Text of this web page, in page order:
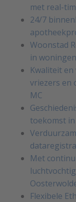
met real-
24/7
Woonstad
in
Kwaliteit
vriezers en
MC
toekomst
Met
Flexibele